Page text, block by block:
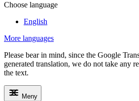
Choose language
English
More languages
Please bear in mind, since the Google
generated translation, we do not take any
the text.
Meny